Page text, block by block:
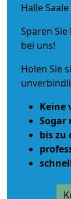
Halle
Sparen
bei uns!
Holen Sie
Keine
Sogar
bis zu